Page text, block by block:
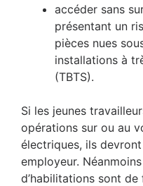
accéder sans
présentant un
pièces nues
installations à
(TBTS).
Si les jeunes
opérations sur ou au
électriques, ils
employeur.
d’habilitations sont